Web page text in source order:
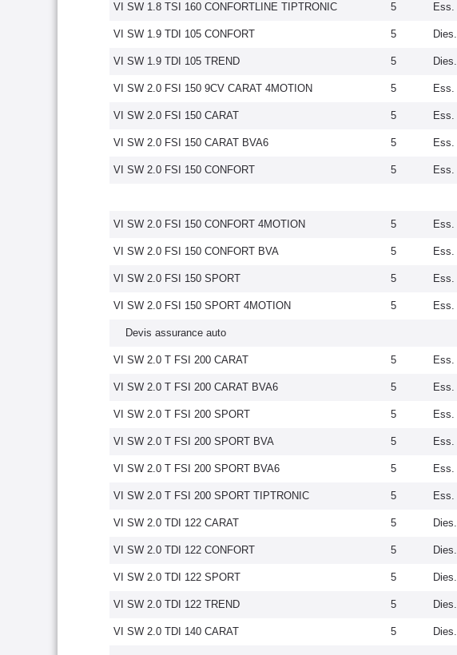
VI SW 1.8 TSI 160 CONFORTLINE TIPTRONIC 5 Ess.
VI SW 1.9 TDI 105 CONFORT 5 Dies.
VI SW 1.9 TDI 105 TREND 5 Dies.
VI SW 2.0 FSI 150 9CV CARAT 4MOTION 5 Ess.
VI SW 2.0 FSI 150 CARAT 5 Ess.
VI SW 2.0 FSI 150 CARAT BVA6 5 Ess.
VI SW 2.0 FSI 150 CONFORT 5 Ess.
VI SW 2.0 FSI 150 CONFORT 4MOTION 5 Ess.
VI SW 2.0 FSI 150 CONFORT BVA 5 Ess.
VI SW 2.0 FSI 150 SPORT 5 Ess.
VI SW 2.0 FSI 150 SPORT 4MOTION 5 Ess.
Devis assurance auto
VI SW 2.0 T FSI 200 CARAT 5 Ess.
VI SW 2.0 T FSI 200 CARAT BVA6 5 Ess.
VI SW 2.0 T FSI 200 SPORT 5 Ess.
VI SW 2.0 T FSI 200 SPORT BVA 5 Ess.
VI SW 2.0 T FSI 200 SPORT BVA6 5 Ess.
VI SW 2.0 T FSI 200 SPORT TIPTRONIC 5 Ess.
VI SW 2.0 TDI 122 CARAT 5 Dies.
VI SW 2.0 TDI 122 CONFORT 5 Dies.
VI SW 2.0 TDI 122 SPORT 5 Dies.
VI SW 2.0 TDI 122 TREND 5 Dies.
VI SW 2.0 TDI 140 CARAT 5 Dies.